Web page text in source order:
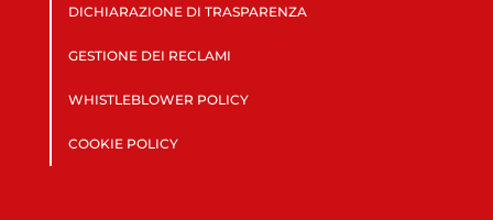
DICHIARAZIONE DI TRASPARENZA
GESTIONE DEI RECLAMI
WHISTLEBLOWER POLICY
COOKIE POLICY